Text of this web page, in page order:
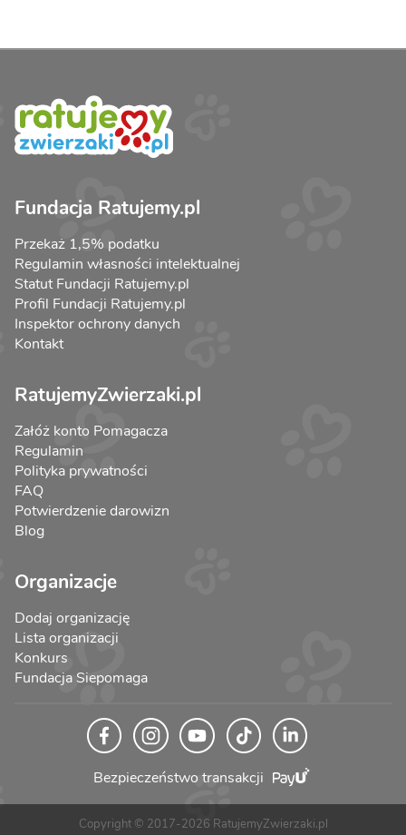
Fundacja Ratujemy.pl
Przekaż 1,5% podatku
Regulamin własności intelektualnej
Statut Fundacji Ratujemy.pl
Profil Fundacji Ratujemy.pl
Inspektor ochrony danych
Kontakt
RatujemyZwierzaki.pl
Załóż konto Pomagacza
Regulamin
Polityka prywatności
FAQ
Potwierdzenie darowizn
Blog
Organizacje
Dodaj organizację
Lista organizacji
Konkurs
Fundacja Siepomaga
Bezpieczeństwo transakcji
Copyright © 2017-2026 RatujemyZwierzaki.pl